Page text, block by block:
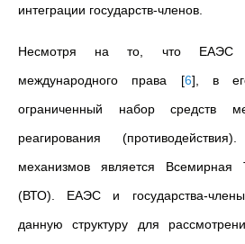
интеграции государств-членов.
Несмотря на то, что ЕАЭС
международного права [6] , в
ограниченный набор средств
реагирования
механизмов является Всемирная
(ВТО). ЕАЭС и государства-члены
данную структуру для